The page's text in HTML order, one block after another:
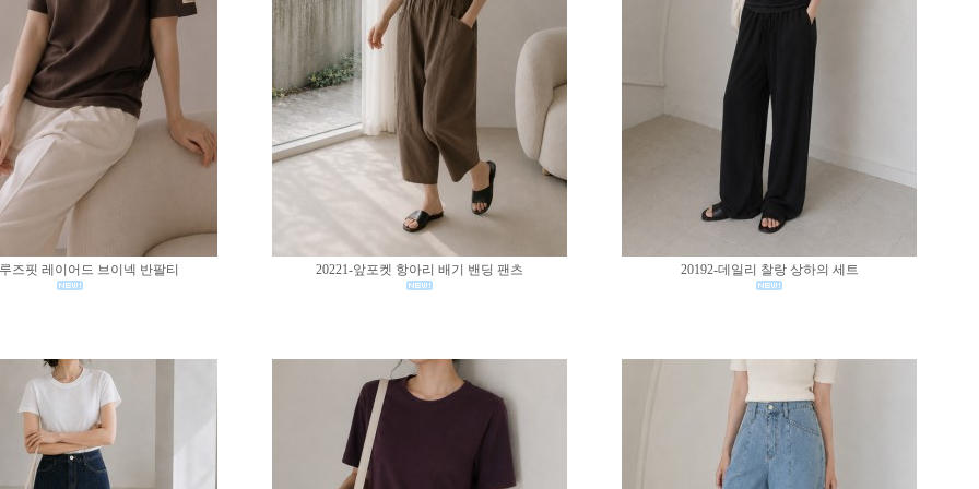
즈핏 레이어드 브이넥 반팔티 20221-앞포켓 항아리 배기 밴딩 팬츠 20192-데일리 찰랑 상하의 세트